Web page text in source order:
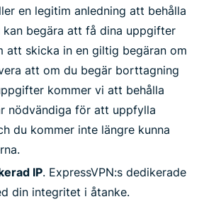
en legitim anledning att behålla
kan begära att få dina uppgifter
att skicka in en giltig begäran om
att om du begär borttagning
kommer vi att behålla
nödvändiga för att uppfylla
du kommer inte längre kunna
IP. ExpressVPN:s dedikerade
din integritet i åtanke.